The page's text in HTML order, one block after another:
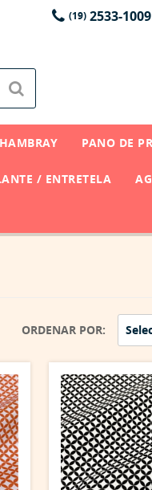
(19)2533-1009
PANO DE
/ ENTRETELA
ORDENAR POR